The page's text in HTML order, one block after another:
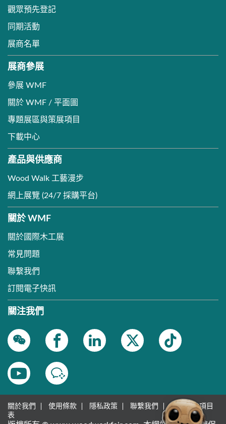
觀眾預先登記
同期活動
展商名單
展商參展
參展 WMF
關於 WMF / 平面圖
專題展區與策展項目
下載中心
產品與供應商
Wood Walk 工藝漫步
網上展覽 (24/7 採購平台)
關於 WMF
關於國際木工展
常見問題
聯繫我們
訂閱電子快訊
關注我們
關於我們 使用條款 隱私政策 聯繫我們
雅式展會項目
表